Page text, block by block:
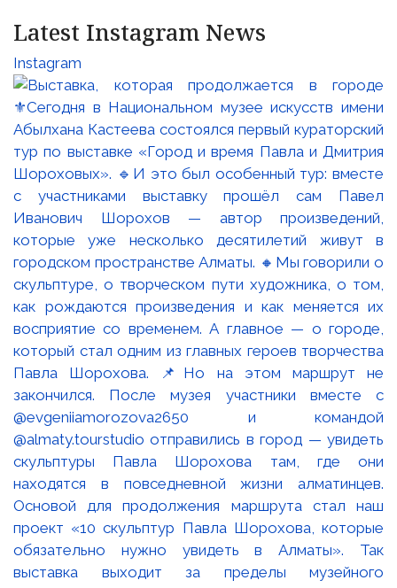
Latest Instagram News
Instagram